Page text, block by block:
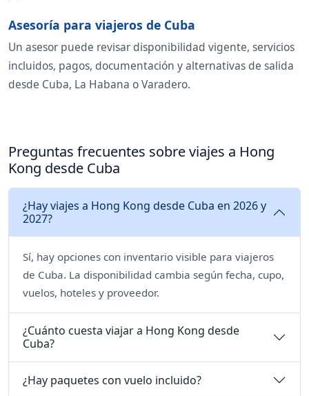
Asesoría para viajeros de Cuba
Un asesor puede revisar disponibilidad vigente, servicios
incluidos, pagos, documentación y alternativas de salida
desde Cuba, La Habana o Varadero.
Preguntas frecuentes sobre viajes a Hong
Kong desde Cuba
¿Hay viajes a Hong Kong desde Cuba en 2026 y
2027?
Sí, hay opciones con inventario visible para viajeros
de Cuba. La disponibilidad cambia según fecha, cupo,
vuelos, hoteles y proveedor.
¿Cuánto cuesta viajar a Hong Kong desde
Cuba?
¿Hay paquetes con vuelo incluido?